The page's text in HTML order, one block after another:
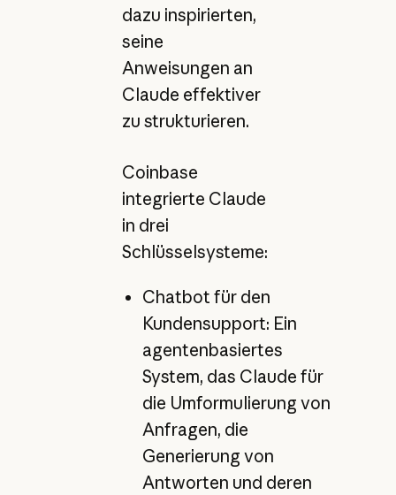
dazu inspirierten,
seine
Anweisungen an
Claude effektiver
zu strukturieren.
Coinbase
integrierte Claude
in drei
Schlüsselsysteme:
Chatbot für den
Kundensupport: Ein
agentenbasiertes
System, das Claude für
die Umformulierung von
Anfragen, die
Generierung von
Antworten und deren